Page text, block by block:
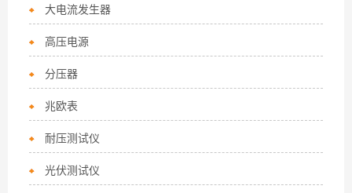
大电流发生器
高压电源
分压器
兆欧表
耐压测试仪
光伏测试仪